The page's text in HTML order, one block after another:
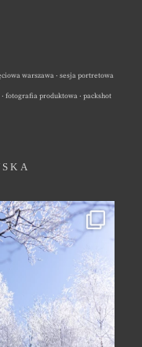
warszawa · sesja portretowa
fotografia produktowa · packshot